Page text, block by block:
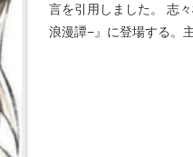
言を引用しました。 志
浪漫譚−』に登場する。